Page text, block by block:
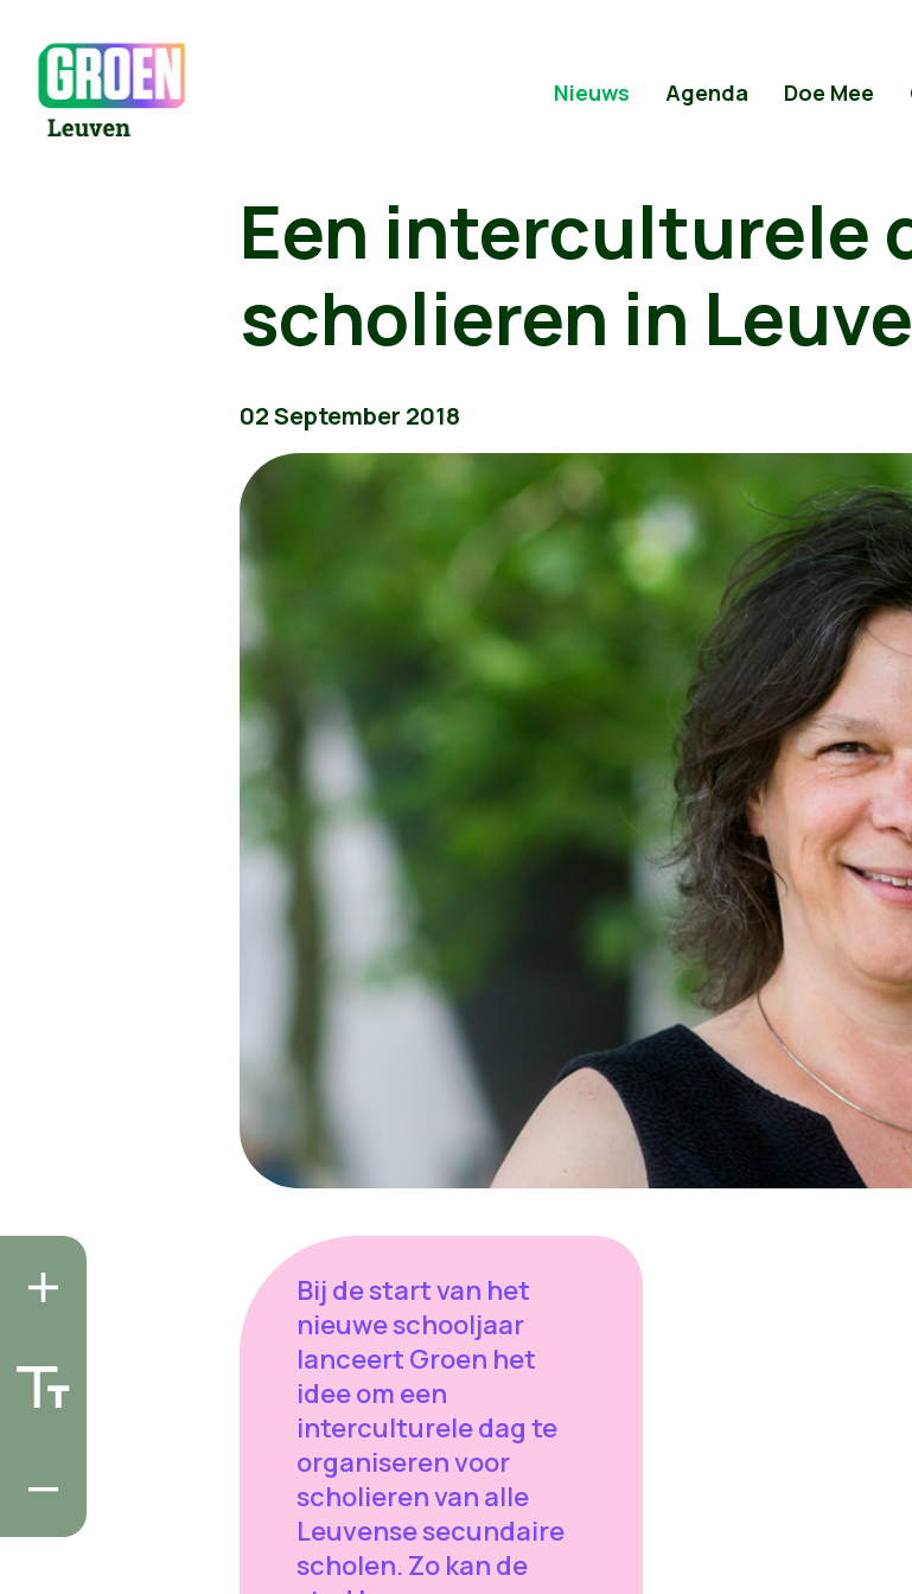
Nieuws Agenda Doe Mee
Een interculturele
scholieren in
02 September 2018
Bij de start van het
nieuwe schooljaar
lanceert Groen het
idee om een
interculturele dag te
organiseren voor
scholieren van alle
Leuvense secundaire
scholen. Zo kan de